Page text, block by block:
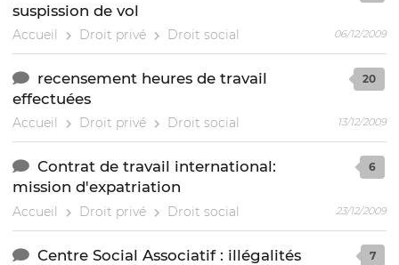
suspission de vol
Accueil Droit privé Droit social 06/12/2009
recensement heures de travail
effectuées
Accueil Droit privé Droit social
20
13/12/2009
Contrat de travail international:
mission d'expatriation
Accueil Droit privé Droit social
6
23/12/2009
Centre Social Associatif : illégalités
7